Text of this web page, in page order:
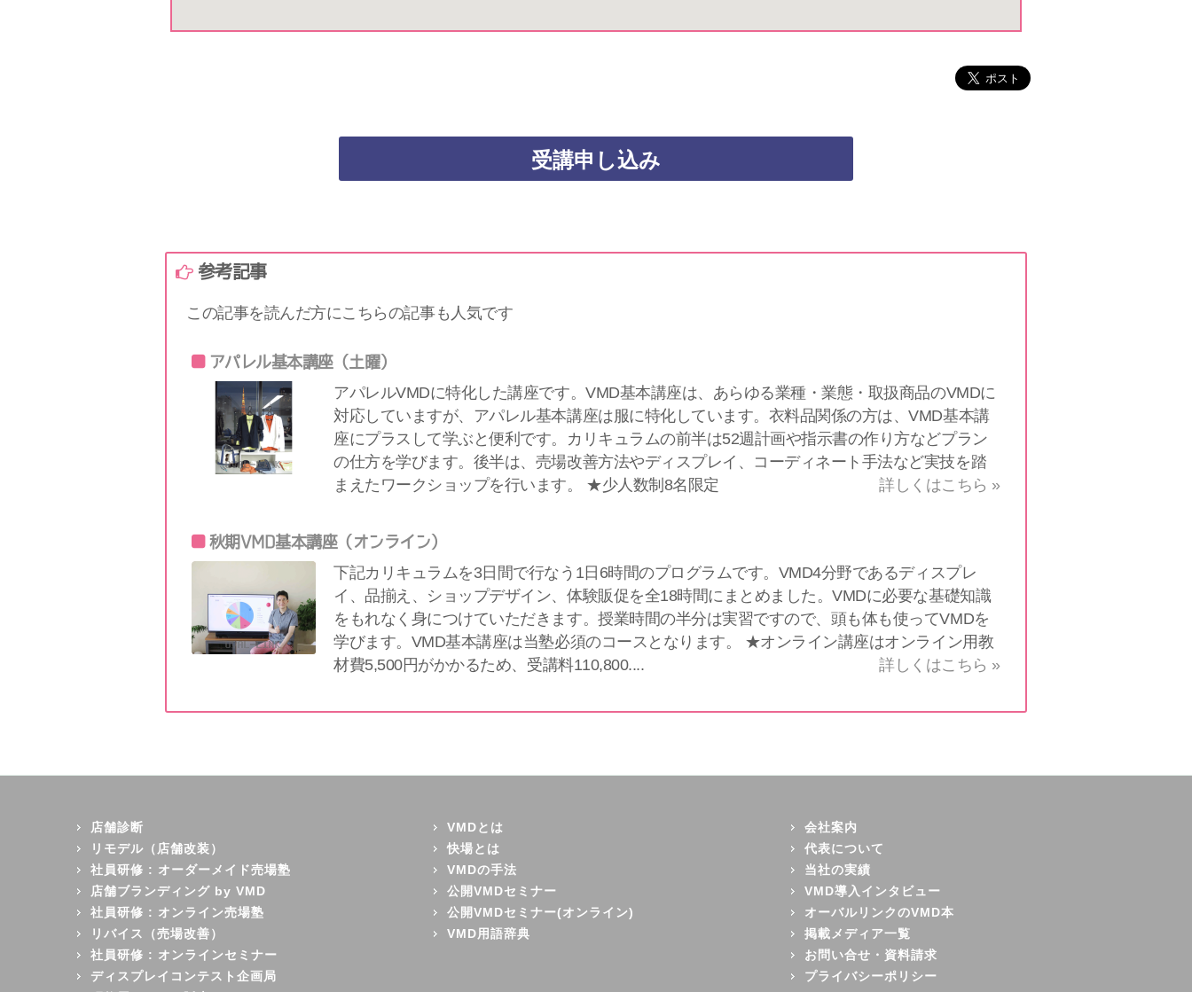
参考記事
この記事を読んだ方にこちらの記事も人気です
アパレル基本講座（土曜）
アパレルVMDに特化した講座です。VMD基本講座は、あらゆる業種・業態・取扱商品のVMDに
対応していますが、アパレル基本講座は服に特化しています。衣料品関係の方は、VMD基本講
座にプラスして学ぶと便利です。カリキュラムの前半は52週計画や指示書の作り方などプラン
の仕方を学びます。後半は、売場改善方法やディスプレイ、コーディネート手法など実技を踏
まえたワークショップを行います。 ★少人数制8名限定
詳しくはこちら »
秋期VMD基本講座（オンライン）
下記カリキュラムを3日間で行なう1日6時間のプログラムです。VMD4分野であるディスプレ
イ、品揃え、ショップデザイン、体験販促を全18時間にまとめました。VMDに必要な基礎知識
をもれなく身につけていただきます。授業時間の半分は実習ですので、頭も体も使ってVMDを
学びます。VMD基本講座は当塾必須のコースとなります。 ★オンライン講座はオンライン用教
材費5,500円がかかるため、受講料110,800....
詳しくはこちら »
会社案内
代表について
当社の実績
VMD導入インタビュー
オーバルリンクのVMD本
掲載メディア一覧
お問い合せ・資料請求
プライバシーポリシー
VMDとは
快場とは
VMDの手法
公開VMDセミナー
公開VMDセミナー(オンライン)
VMD用語辞典
店舗診断
リモデル（店舗改装）
社員研修 : オーダーメイド売場塾
店舗ブランディング by VMD
社員研修 : オンライン売場塾
リバイス（売場改善）
社員研修 : オンラインセミナー
ディスプレイコンテスト企画局